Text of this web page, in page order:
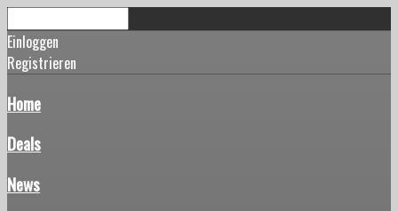
Einloggen
Registrieren
Home
Deals
News